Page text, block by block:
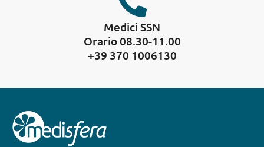
Medici SSN
Orario 08.30-11.00
+39 370 1006130